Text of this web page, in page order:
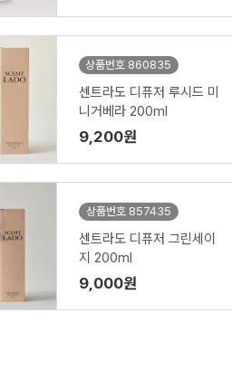
상품번호 860835
센트라도 디퓨저 루시드 미
니거베라 200ml
9,200원
상품번호 857435
센트라도 디퓨저 그린세이
지 200ml
9,000원